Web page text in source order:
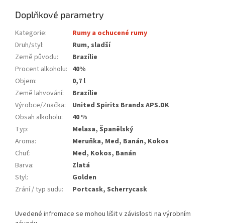
Doplňkové parametry
Kategorie:
Rumy a ochucené rumy
Druh/styl:
Rum, sladší
Země původu:
Brazílie
Procent alkoholu: 40%
Objem:
0,7 l
Země lahvování:
Brazílie
Výrobce/Značka:
United Spirits Brands APS.DK
Obsah alkoholu:
40 %
Typ:
Melasa, Španělský
Aroma:
Meruňka, Med, Banán, Kokos
Chuť:
Med, Kokos, Banán
Barva:
Zlatá
Styl:
Golden
Zrání / typ sudu: Portcask, Scherrycask